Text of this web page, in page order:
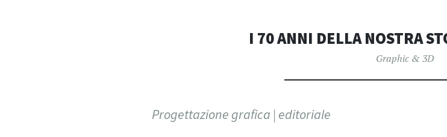
I 70 ANNI DELLA NOSTRA
Graphic & 3D
Progettazione grafica | editoriale